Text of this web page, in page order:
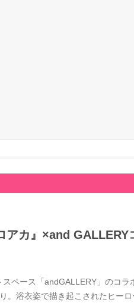
アカ』×and
ペース「andGALLERY」のコ
。浴衣姿で描き起こされたヒーロ